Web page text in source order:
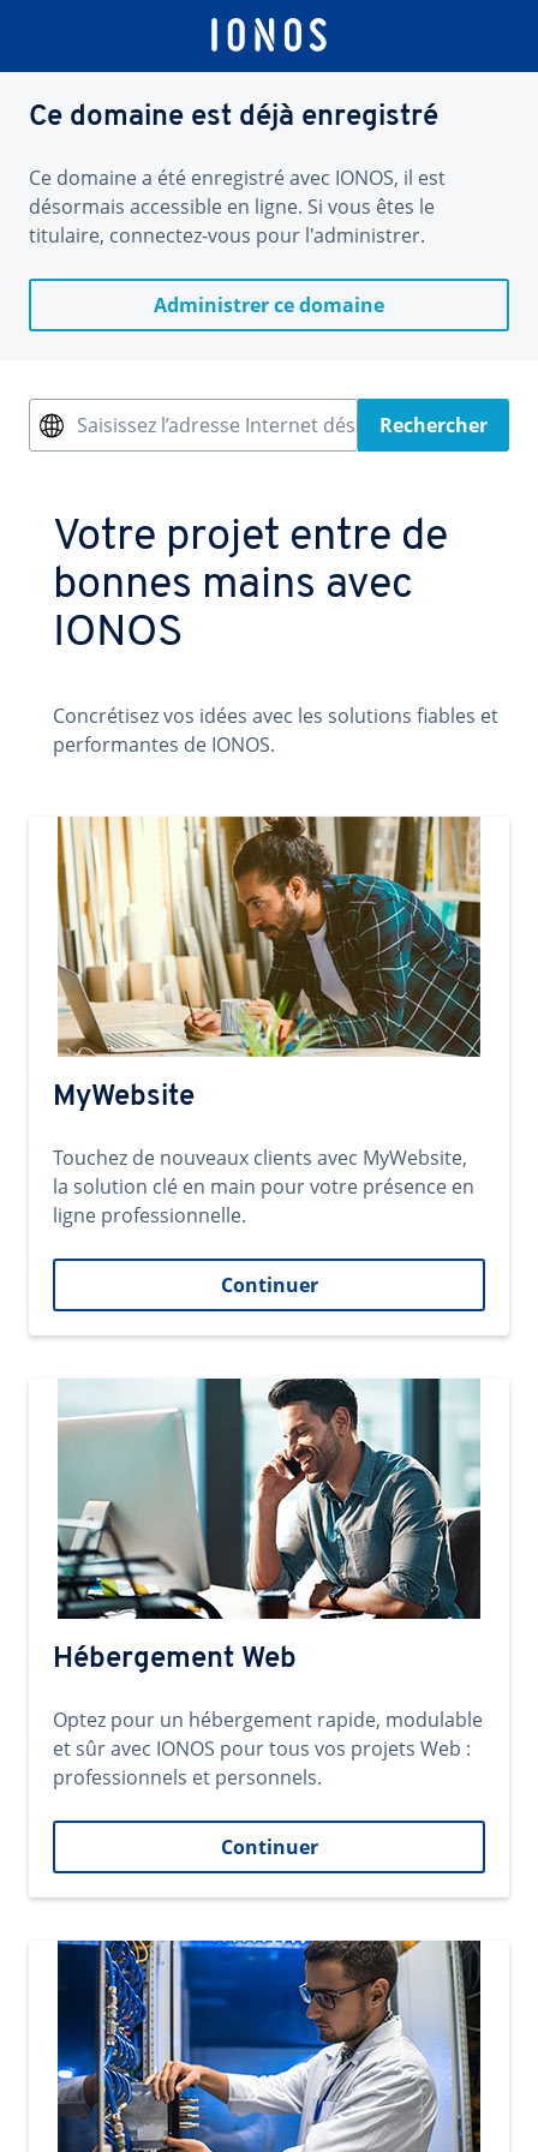
Ce domaine est déjà enregistré
Ce domaine a été enregistré avec IONOS, il est
désormais accessible en ligne. Si vous êtes le
titulaire, connectez-vous pour l'administrer.
Administrer ce domaine
Saisissez l’adresse Internet désiréeRechercher
Votre projet entre de
bonnes mains avec
IONOS
Concrétisez vos idées avec les solutions fiables et
performantes de IONOS.
MyWebsite
Touchez de nouveaux clients avec MyWebsite,
la solution clé en main pour votre présence en
ligne professionnelle.
Continuer
Hébergement Web
Optez pour un hébergement rapide, modulable
et sûr avec IONOS pour tous vos projets Web :
professionnels et personnels.
Continuer